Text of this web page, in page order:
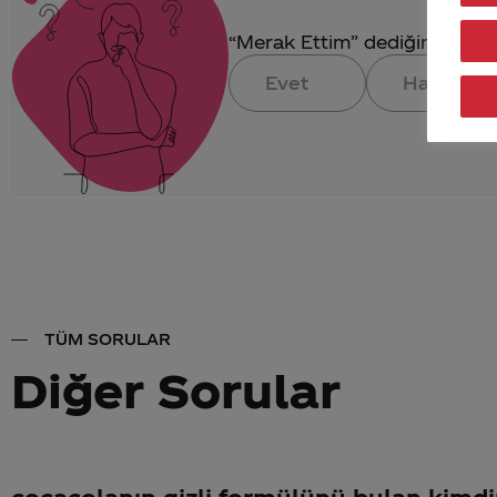
“Merak Ettim” dediğin
Evet
Hayır
TÜM SORULAR
Diğer Sorular